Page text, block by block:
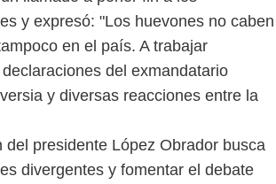
y expresó: "Los huevones no caben
en el país. A trabajar
del exmandatario
y diversas reacciones entre la
del presidente López Obrador busca
divergentes y fomentar el debate